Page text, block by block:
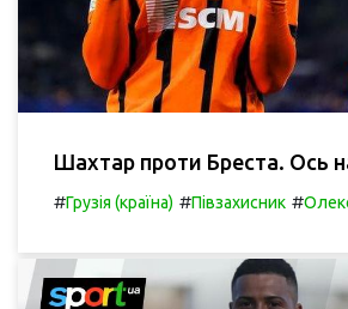
Шахтар проти Бреста. Ось
#Грузія (країна) #Півзахисник #